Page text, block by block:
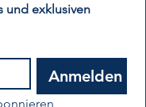
und exklusiven
Anmelden